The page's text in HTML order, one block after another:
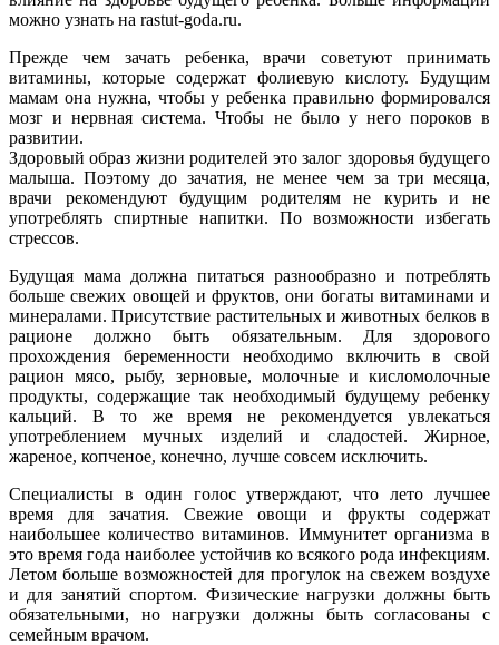
можно узнать на rastut-goda.ru.
Прежде чем зачать ребенка, врачи советуют принимать
витамины, которые содержат фолиевую кислоту. Будущим
мамам она нужна, чтобы у ребенка правильно формировался
мозг и нервная система. Чтобы не было у него пороков в
развитии.
Здоровый образ жизни родителей это залог здоровья будущего
малыша. Поэтому до зачатия, не менее чем за три месяца,
врачи рекомендуют будущим родителям не курить и не
употреблять спиртные напитки. По возможности избегать
стрессов.
Будущая мама должна питаться разнообразно и потреблять
больше свежих овощей и фруктов, они богаты витаминами и
минералами. Присутствие растительных и животных белков в
рационе должно быть обязательным. Для здорового
прохождения беременности необходимо включить в свой
рацион мясо, рыбу, зерновые, молочные и кисломолочные
продукты, содержащие так необходимый будущему ребенку
кальций. В то же время не рекомендуется увлекаться
употреблением мучных изделий и сладостей. Жирное,
жареное, копченое, конечно, лучше совсем исключить.
Специалисты в один голос утверждают, что лето лучшее
время для зачатия. Свежие овощи и фрукты содержат
наибольшее количество витаминов. Иммунитет организма в
это время года наиболее устойчив ко всякого рода инфекциям.
Летом больше возможностей для прогулок на свежем воздухе
и для занятий спортом. Физические нагрузки должны быть
обязательными, но нагрузки должны быть согласованы с
семейным врачом.